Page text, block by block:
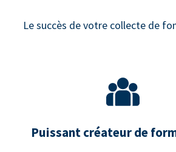
Le succès de votre collecte de
Puissant créateur de